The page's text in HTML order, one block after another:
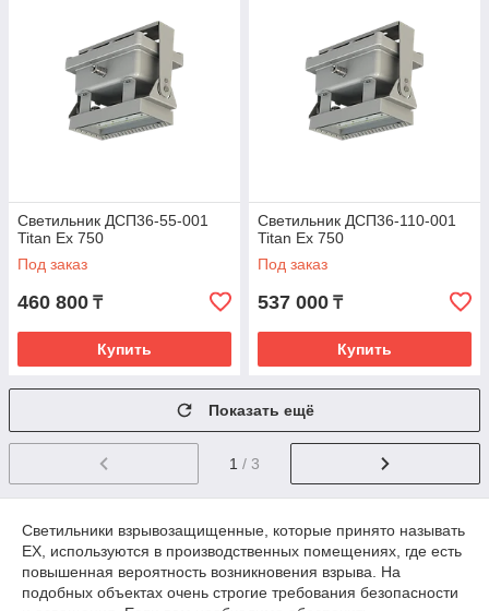
Светильник ДСП36-55-001
Titan Ех 750
Под заказ
460 800 ₸
Купить
Светильник ДСП36-110-001
Titan Ех 750
Под заказ
537 000 ₸
Купить
Показать ещё
1 / 3
Светильники взрывозащищенные, которые принято называть
EX, используются в производственных помещениях, где есть
повышенная вероятность возникновения взрыва. На
подобных объектах очень строгие требования безопасности